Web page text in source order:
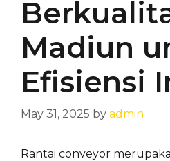
Madiun
Efisiensi
May 31, 2025 by admin
Rantai conveyor